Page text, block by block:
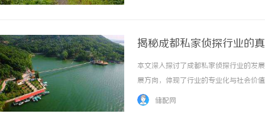
揭秘成都私家侦探行业的
本文深入探讨了成都私家侦探行业的发
展方向，体现了行业的专业化与社会价
储配网